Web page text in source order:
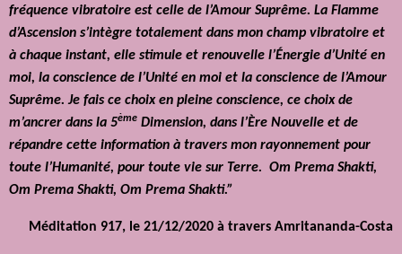
fréquence vibratoire est celle de l’Amour Suprême. La Flamme
d’Ascension s’intègre totalement dans mon champ vibratoire et
à chaque instant, elle stimule et renouvelle l’Énergie d’Unité en
moi, la conscience de l’Unité en moi et la conscience de l’Amour
Suprême. Je fais ce choix en pleine conscience, ce choix de
m’ancrer dans la 5ème Dimension, dans l’Ère Nouvelle et de
répandre cette information à travers mon rayonnement pour
toute l’Humanité, pour toute vie sur Terre. Om Prema Shakti,
Om Prema Shakti, Om Prema Shakti.”
Méditation 917, le 21/12/2020 à travers Amritananda-Costa